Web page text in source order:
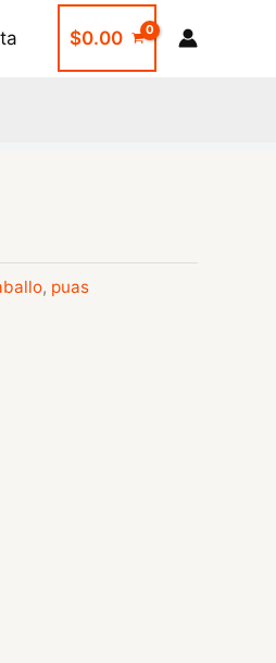
$0.00
, puas